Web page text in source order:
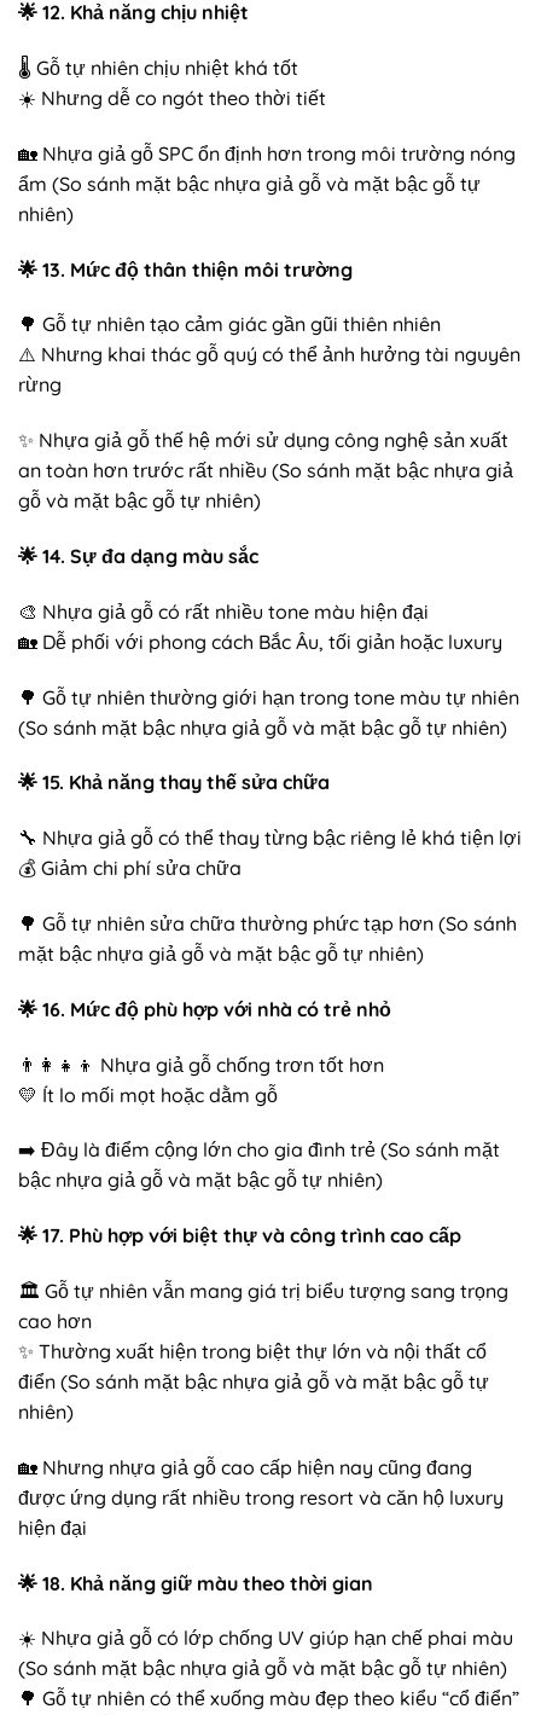
🌟 12. Khả năng chịu nhiệt
🌡️ Gỗ tự nhiên chịu nhiệt khá tốt
☀️ Nhưng dễ co ngót theo thời tiết
🏡 Nhựa giả gỗ SPC ổn định hơn trong môi trường nóng
ẩm (So sánh mặt bậc nhựa giả gỗ và mặt bậc gỗ tự
nhiên)
🌟 13. Mức độ thân thiện môi trường
🌳 Gỗ tự nhiên tạo cảm giác gần gũi thiên nhiên
⚠️ Nhưng khai thác gỗ quý có thể ảnh hưởng tài nguyên
rừng
✨ Nhựa giả gỗ thế hệ mới sử dụng công nghệ sản xuất
an toàn hơn trước rất nhiều (So sánh mặt bậc nhựa giả
gỗ và mặt bậc gỗ tự nhiên)
🌟 14. Sự đa dạng màu sắc
🎨 Nhựa giả gỗ có rất nhiều tone màu hiện đại
🏡 Dễ phối với phong cách Bắc Âu, tối giản hoặc luxury
🌳 Gỗ tự nhiên thường giới hạn trong tone màu tự nhiên
(So sánh mặt bậc nhựa giả gỗ và mặt bậc gỗ tự nhiên)
🌟 15. Khả năng thay thế sửa chữa
🔧 Nhựa giả gỗ có thể thay từng bậc riêng lẻ khá tiện lợi
💰 Giảm chi phí sửa chữa
🌳 Gỗ tự nhiên sửa chữa thường phức tạp hơn (So sánh
mặt bậc nhựa giả gỗ và mặt bậc gỗ tự nhiên)
🌟 16. Mức độ phù hợp với nhà có trẻ nhỏ
👨‍👩‍👧‍👦 Nhựa giả gỗ chống trơn tốt hơn
💛 Ít lo mối mọt hoặc dằm gỗ
➡️ Đây là điểm cộng lớn cho gia đình trẻ (So sánh mặt
bậc nhựa giả gỗ và mặt bậc gỗ tự nhiên)
🌟 17. Phù hợp với biệt thự và công trình cao cấp
🏛️ Gỗ tự nhiên vẫn mang giá trị biểu tượng sang trọng
cao hơn
✨ Thường xuất hiện trong biệt thự lớn và nội thất cổ
điển (So sánh mặt bậc nhựa giả gỗ và mặt bậc gỗ tự
nhiên)
🏡 Nhưng nhựa giả gỗ cao cấp hiện nay cũng đang
được ứng dụng rất nhiều trong resort và căn hộ luxury
hiện đại
🌟 18. Khả năng giữ màu theo thời gian
☀️ Nhựa giả gỗ có lớp chống UV giúp hạn chế phai màu
(So sánh mặt bậc nhựa giả gỗ và mặt bậc gỗ tự nhiên)
🌳 Gỗ tự nhiên có thể xuống màu đẹp theo kiểu “cổ điển”